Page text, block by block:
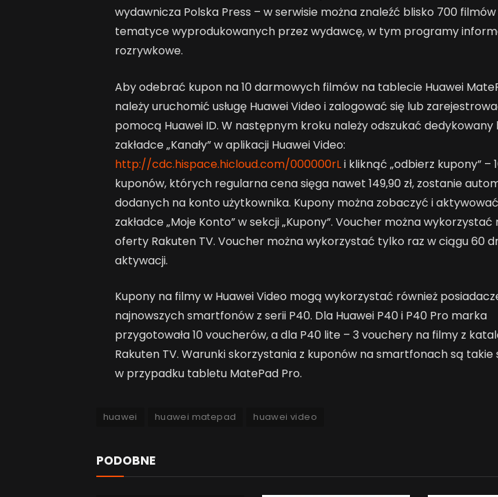
wydawnicza Polska Press – w serwisie można znaleźć blisko 700
tematyce wyprodukowanych przez wydawcę, w tym programy
rozrywkowe.
Aby odebrać kupon na 10 darmowych filmów na tablecie Huawei
należy uruchomić usługę Huawei Video i zalogować się lub
pomocą Huawei ID. W następnym kroku należy odszukać dedykowany
zakładce „Kanały” w aplikacji Huawei Video:
http://cdc.hispace.hicloud.com/000000rLi kliknąć „odbierz kupony” –
kuponów, których regularna cena sięga nawet 149,90 zł, zostanie
dodanych na konto użytkownika. Kupony można zobaczyć i
zakładce „Moje Konto” w sekcji „Kupony”. Voucher można wykorzystać
oferty Rakuten TV. Voucher można wykorzystać tylko raz w ciągu 60
aktywacji.
Kupony na filmy w Huawei Video mogą wykorzystać również
najnowszych smartfonów z serii P40. Dla Huawei P40 i P40 Pro marka
przygotowała 10 voucherów, a dla P40 lite – 3 vouchery na filmy z
Rakuten TV. Warunki skorzystania z kuponów na smartfonach są takie
w przypadku tabletu MatePad Pro.
huawei huawei matepad huawei video
PODOBNE